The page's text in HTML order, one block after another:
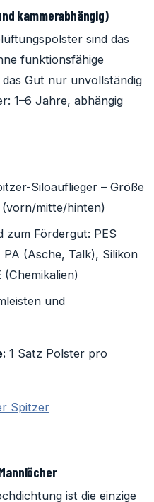
kammerabhängig)
sind das
funktionsfähige
Gut nur unvollständig
1–6 Jahre, abhängig
Siloauflieger – Größe
(vorn/mitte/hinten)
zum Fördergut: PES
(Asche, Talk), Silikon
(Chemikalien)
und
1 Satz Polster pro
Spitzer
ist die einzige